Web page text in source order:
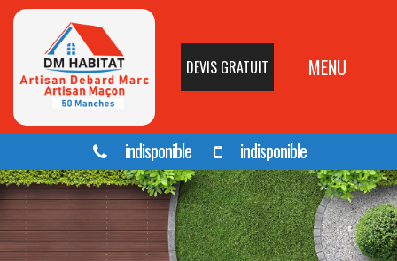
DEVIS GRATUIT MENU
indisponible indisponible